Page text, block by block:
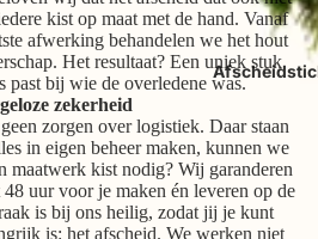
kist op maat met de hand. Vanaf
afwerking behandelen we het hout
Het resultaat? Een uniek stuk
past bij wie de overledene was.
zekerheid
zorgen over logistiek. Daar staan
in eigen beheer maken, kunnen we
maatwerk kist nodig? Wij garanderen
uur voor je maken én leveren op de
is bij ons heilig, zodat jij je kunt
is: het afscheid. We werken niet